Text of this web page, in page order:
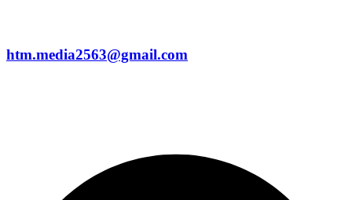
htm.media2563@gmail.com